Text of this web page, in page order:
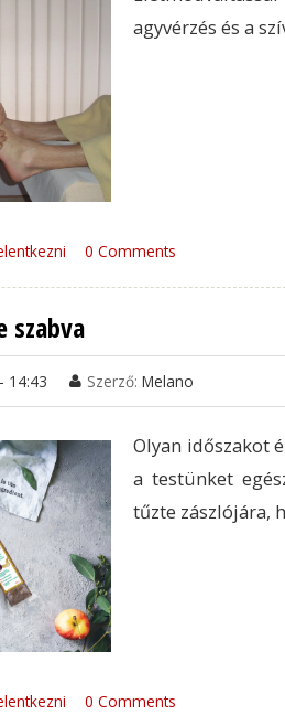
agyvérzés és a
0 Comments
szabva
14:43 Szerző: Melano
Olyan időszakot
a testünket
tűzte zászlójára,
0 Comments